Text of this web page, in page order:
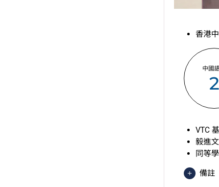
香港
中國
2
VTC
毅進
同等
備註